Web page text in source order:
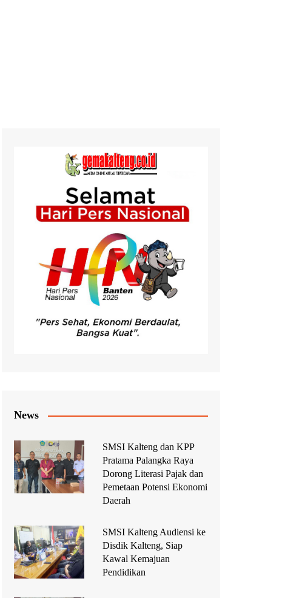
News
SMSI Kalteng dan KPP
Pratama Palangka Raya
Dorong Literasi Pajak dan
Pemetaan Potensi Ekonomi
Daerah
SMSI Kalteng Audiensi ke
Disdik Kalteng, Siap
Kawal Kemajuan
Pendidikan